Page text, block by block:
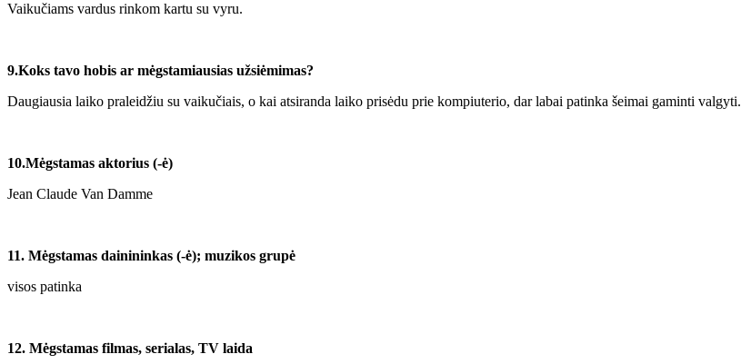
Vaikučiams vardus rinkom kartu su vyru.
9.Koks tavo hobis ar mėgstamiausias užsiėmimas?
Daugiausia laiko praleidžiu su vaikučiais, o kai atsiranda laiko prisėdu prie kompiuterio, dar labai patinka šeimai gaminti valgyti.
10.Mėgstamas aktorius (-ė)
Jean Claude Van Damme
11. Mėgstamas dainininkas (-ė); muzikos grupė
visos patinka
12. Mėgstamas filmas, serialas, TV laida